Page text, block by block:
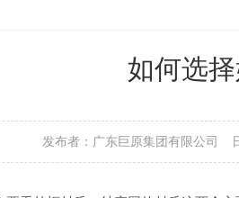
如何选
发布者：广东巨原集团有限公司